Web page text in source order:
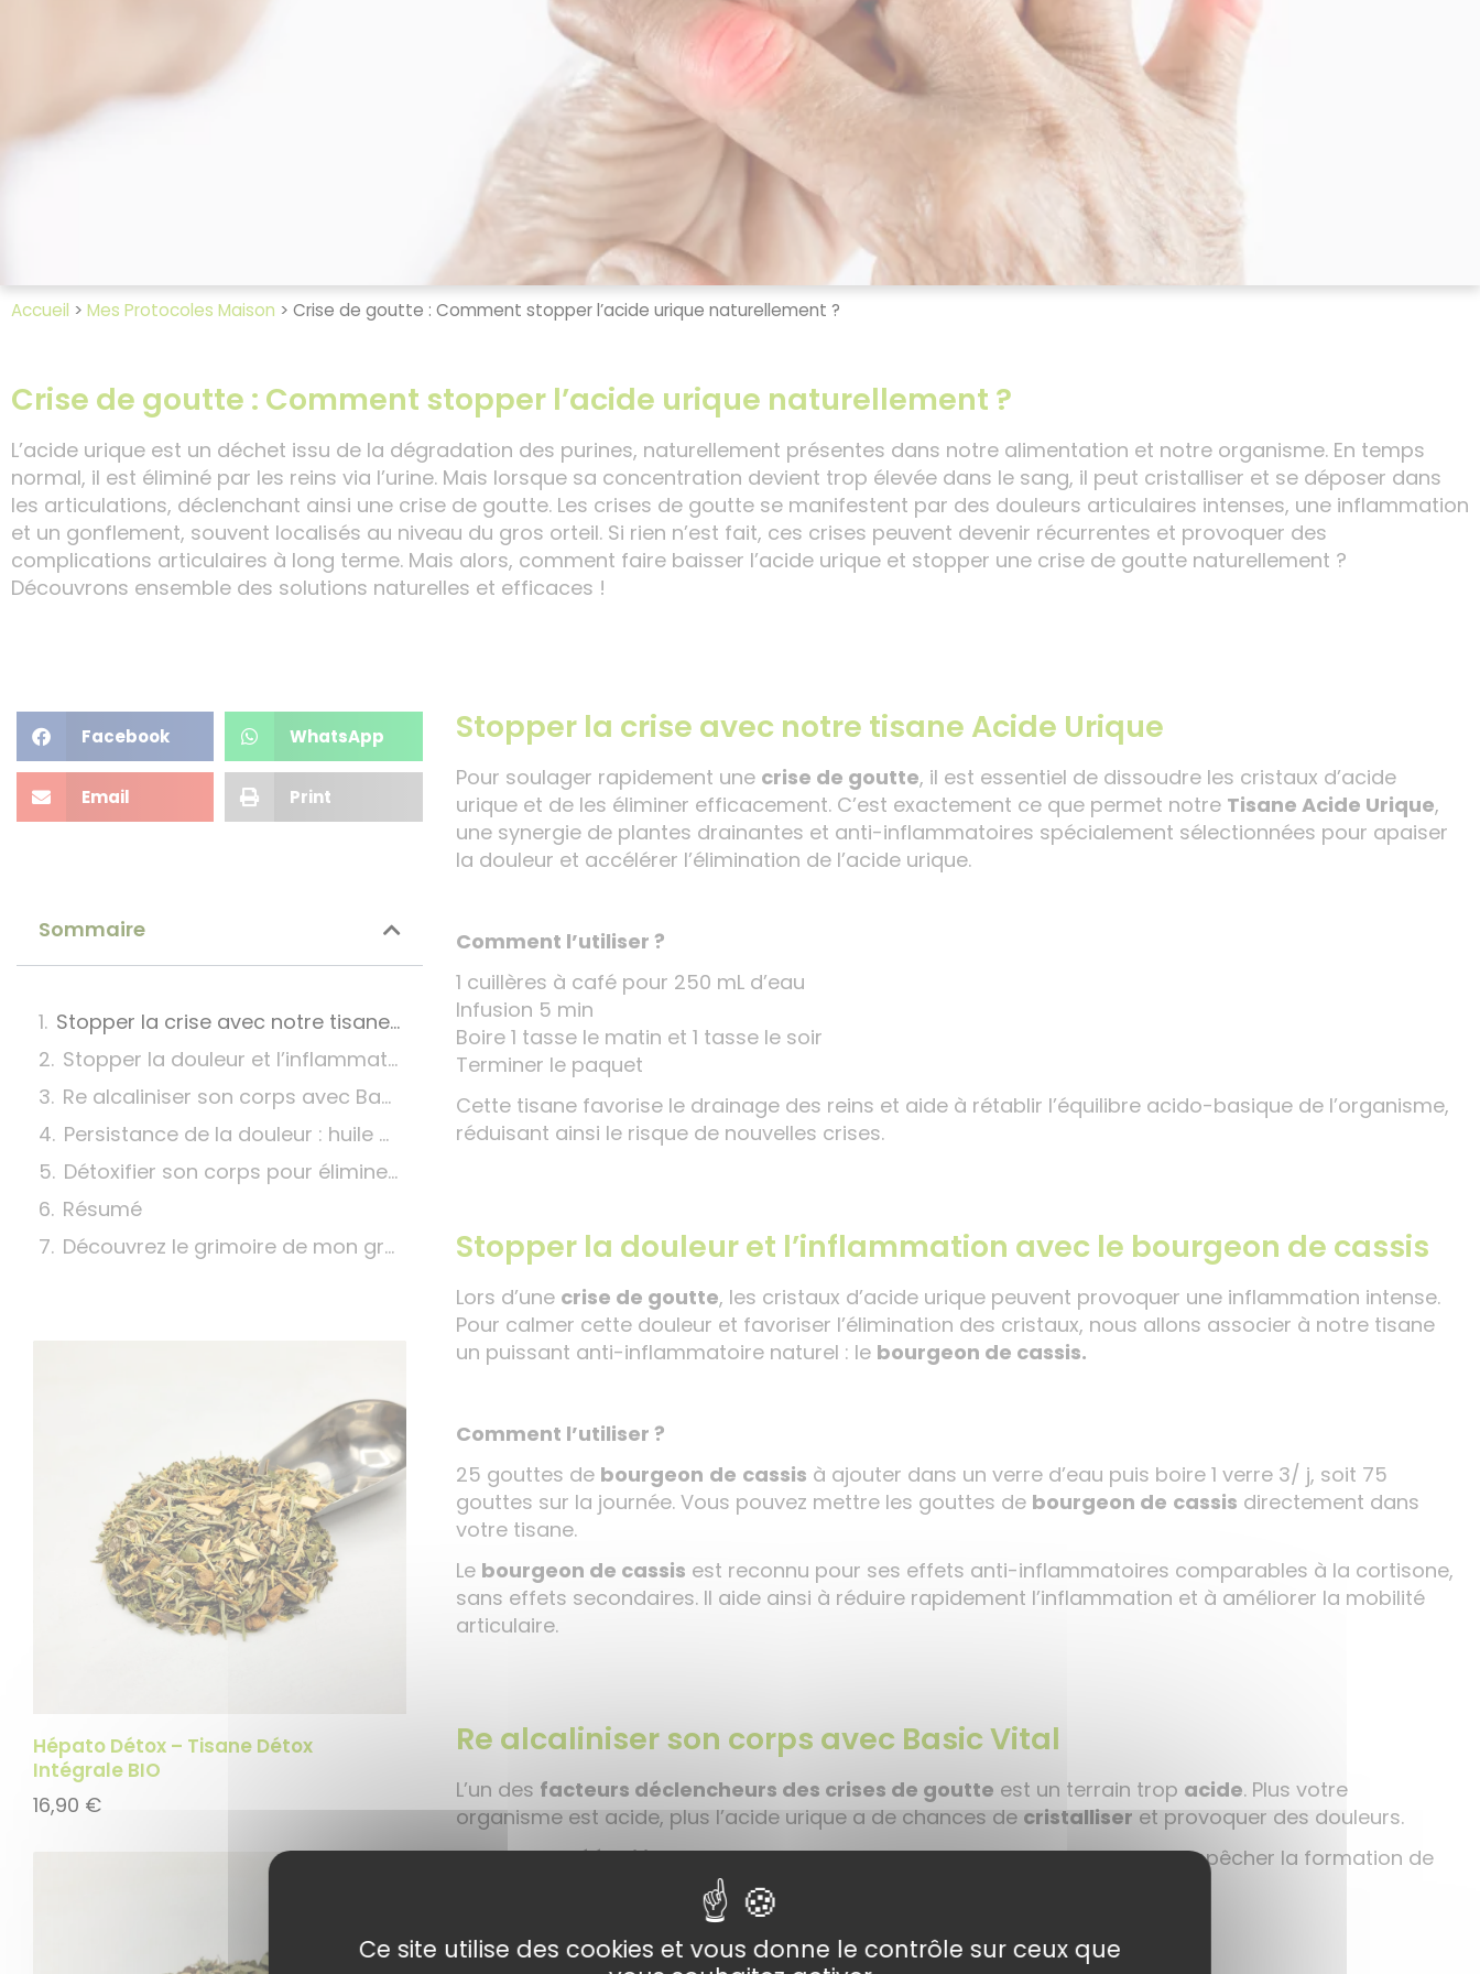
Accueil > Mes Protocoles Maison > Crise de goutte : Comment stopper l’acide urique naturellement ?
Crise de goutte : Comment stopper l’acide urique naturellement ?
L’acide urique est un déchet issu de la dégradation des purines, naturellement présentes dans notre alimentation et notre organisme. En temps
normal, il est éliminé par les reins via l’urine. Mais lorsque sa concentration devient trop élevée dans le sang, il peut cristalliser et se déposer dans
les articulations, déclenchant ainsi une crise de goutte. Les crises de goutte se manifestent par des douleurs articulaires intenses, une inflammation
et un gonflement, souvent localisés au niveau du gros orteil. Si rien n’est fait, ces crises peuvent devenir récurrentes et provoquer des
complications articulaires à long terme. Mais alors, comment faire baisser l’acide urique et stopper une crise de goutte naturellement ?
Découvrons ensemble des solutions naturelles et efficaces !
Facebook WhatsApp
Email Print
Sommaire
Stopper la crise avec notre tisane Acide Urique
Stopper la douleur et l’inflammation avec le bourgeon de cassis
Re alcaliniser son corps avec Basic Vital
Persistance de la douleur : huile essentielle de gingembre
Détoxifier son corps pour éliminer l’acide urique
Résumé
Découvrez le grimoire de mon grand-père pour tout savoir sur les plantes, mes recettes et bien plus encore !
Hépato Détox – Tisane Détox
Intégrale BIO
16,90 €
Stopper la crise avec notre tisane Acide Urique
Pour soulager rapidement une crise de goutte, il est essentiel de dissoudre les cristaux d’acide
urique et de les éliminer efficacement. C’est exactement ce que permet notre Tisane Acide Urique,
une synergie de plantes drainantes et anti-inflammatoires spécialement sélectionnées pour apaiser
la douleur et accélérer l’élimination de l’acide urique.
Comment l’utiliser ?
1 cuillères à café pour 250 mL d’eau
Infusion 5 min
Boire 1 tasse le matin et 1 tasse le soir
Terminer le paquet
Cette tisane favorise le drainage des reins et aide à rétablir l’équilibre acido-basique de l’organisme,
réduisant ainsi le risque de nouvelles crises.
Stopper la douleur et l’inflammation avec le bourgeon de cassis
Lors d’une crise de goutte, les cristaux d’acide urique peuvent provoquer une inflammation intense.
Pour calmer cette douleur et favoriser l’élimination des cristaux, nous allons associer à notre tisane
un puissant anti-inflammatoire naturel : le bourgeon de cassis.
Comment l’utiliser ?
25 gouttes de bourgeon de cassis à ajouter dans un verre d’eau puis boire 1 verre 3/ j, soit 75
gouttes sur la journée. Vous pouvez mettre les gouttes de bourgeon de cassis directement dans
votre tisane.
Le bourgeon de cassis est reconnu pour ses effets anti-inflammatoires comparables à la cortisone,
sans effets secondaires. Il aide ainsi à réduire rapidement l’inflammation et à améliorer la mobilité
articulaire.
Re alcaliniser son corps avec Basic Vital
L’un des facteurs déclencheurs des crises de goutte est un terrain trop acide. Plus votre
organisme est acide, plus l’acide urique a de chances de cristalliseret provoquer des douleurs.
L’objectif ?RééquilibrervotrepHet rendre votre corps plus alcalin pour empêcher la formation de
nouveaux cristaux grâce àBasic
Comment l’utiliser ?
Ce site utilise des cookies et vous donne le contrôle sur ceux que